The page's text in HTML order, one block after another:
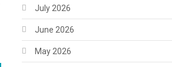
July 2026
June 2026
May 2026